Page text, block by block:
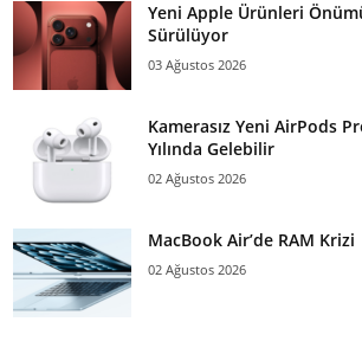
Yeni Apple Ürünleri
Sürülüyor
03 Ağustos 2026
Kamerasız Yeni AirPods
Yılında Gelebilir
02 Ağustos 2026
MacBook Air’de RAM Krizi
02 Ağustos 2026